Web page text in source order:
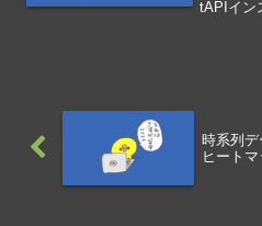
tAPIイン
時系列
ヒート